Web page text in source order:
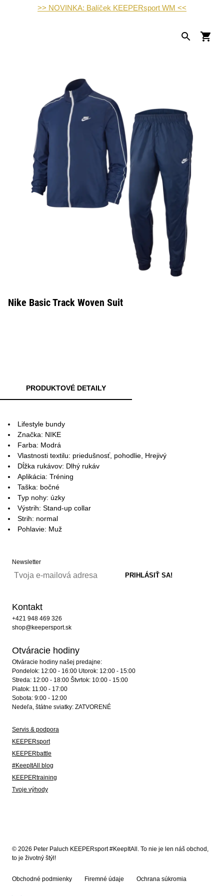
>> NOVINKA: Balíček KEEPERsport WM <<
Nike Basic Track Woven Suit
PRODUKTOVÉ DETAILY
Lifestyle bundy
Značka: NIKE
Farba: Modrá
Vlastnosti textilu: priedušnosť, pohodlie, Hrejivý
Dĺžka rukávov: Dlhý rukáv
Aplikácia: Tréning
Taška: bočné
Typ nohy: úzky
Výstrih: Stand-up collar
Strih: normal
Pohlavie: Muž
Newsletter
Kontakt
+421 948 469 326
shop@keepersport.sk
Otváracie hodiny
Otváracie hodiny našej predajne:
Pondelok: 12:00 - 16:00 Utorok: 12:00 - 15:00
Streda: 12:00 - 18:00 Štvrtok: 10:00 - 15:00
Piatok: 11:00 - 17:00
Sobota: 9:00 - 12:00
Nedeľa, štátne sviatky: ZATVORENÉ
Servis & podpora
KEEPERsport
KEEPERbattle
#KeepItAll blog
KEEPERtraining
Tvoje výhody
© 2026 Peter Paluch KEEPERsport #KeepItAll. To nie je len náš obchod,
to je životný štýl!
Obchodné podmienky Firemné údaje Ochrana súkromia